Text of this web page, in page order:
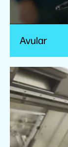
Avular
Jabil
Jabil assure
restant à la
de la